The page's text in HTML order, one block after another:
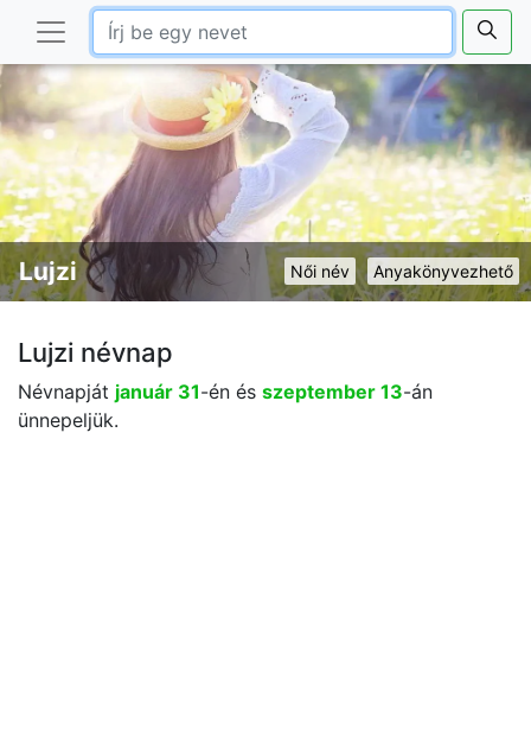
Anyakönyvezhető
Női név
Lujzi
Lujzi névnap
Névnapját január 31-én és szeptember 13-án
ünnepeljük.